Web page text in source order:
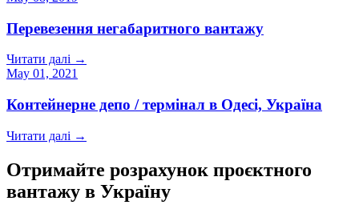
Перевезення негабаритного вантажу
Читати далі →
May 01, 2021
Контейнерне депо / термінал в Одесі, Україна
Читати далі →
Отримайте розрахунок проєктного
вантажу в Україну